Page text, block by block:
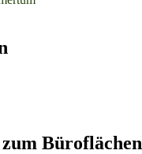
Büroflächen